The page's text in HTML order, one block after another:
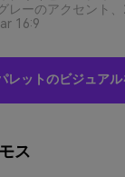
レーのアクセント
16:9
レットのビジュアル
ス